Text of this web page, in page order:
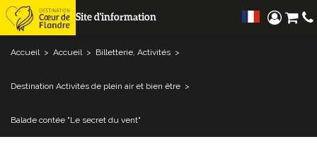
Site d'information
Accueil > Accueil > Billetterie, Activités >
Destination Activités de plein air et bien être >
Balade contée "Le secret du vent"